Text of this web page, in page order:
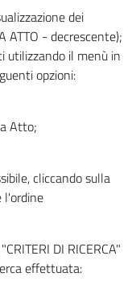
dei
ATTO - decrescente);
utilizzando il menù in
opzioni:
Atto;
cliccando sulla
l'ordine
DI RICERCA"
effettuata: